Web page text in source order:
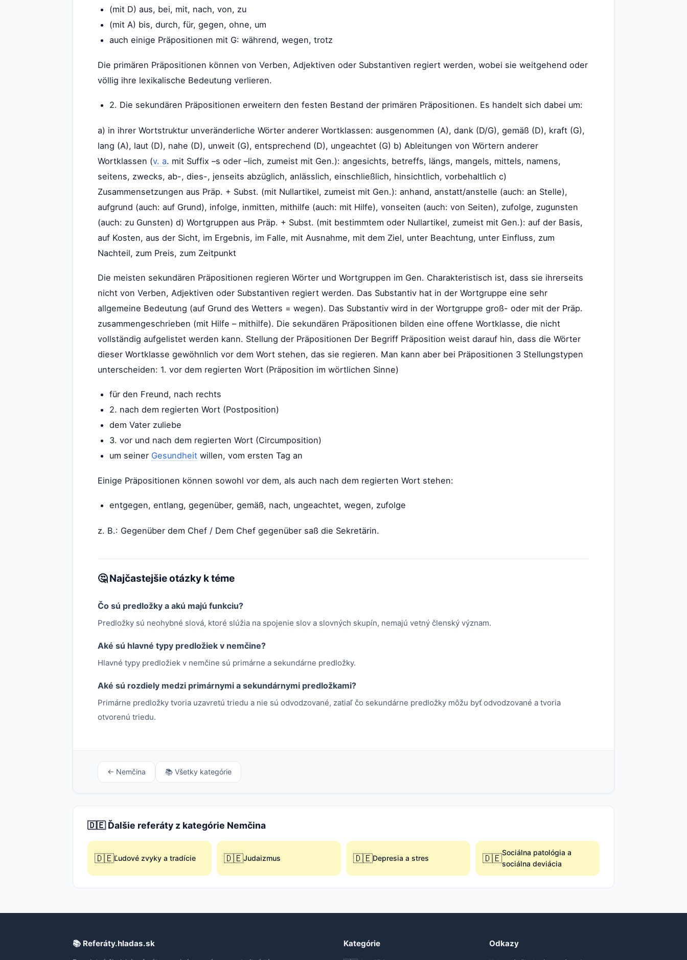
(mit D) aus, bei, mit, nach, von, zu
(mit A) bis, durch, für, gegen, ohne, um
auch einige Präpositionen mit G: während, wegen, trotz
Die primären Präpositionen können von Verben, Adjektiven oder Substantiven regiert werden, wobei sie weitgehend oder
völlig ihre lexikalische Bedeutung verlieren.
2. Die sekundären Präpositionen erweitern den festen Bestand der primären Präpositionen. Es handelt sich dabei um:
a) in ihrer Wortstruktur unveränderliche Wörter anderer Wortklassen: ausgenommen (A), dank (D/G), gemäß (D), kraft (G),
lang (A), laut (D), nahe (D), unweit (G), entsprechend (D), ungeachtet (G) b) Ableitungen von Wörtern anderer
Wortklassen (v. a. mit Suffix –s oder –lich, zumeist mit Gen.): angesichts, betreffs, längs, mangels, mittels, namens,
seitens, zwecks, ab-, dies-, jenseits abzüglich, anlässlich, einschließlich, hinsichtlich, vorbehaltlich c)
Zusammensetzungen aus Präp. + Subst. (mit Nullartikel, zumeist mit Gen.): anhand, anstatt/anstelle (auch: an Stelle),
aufgrund (auch: auf Grund), infolge, inmitten, mithilfe (auch: mit Hilfe), vonseiten (auch: von Seiten), zufolge, zugunsten
(auch: zu Gunsten) d) Wortgruppen aus Präp. + Subst. (mit bestimmtem oder Nullartikel, zumeist mit Gen.): auf der Basis,
auf Kosten, aus der Sicht, im Ergebnis, im Falle, mit Ausnahme, mit dem Ziel, unter Beachtung, unter Einfluss, zum
Nachteil, zum Preis, zum Zeitpunkt
Die meisten sekundären Präpositionen regieren Wörter und Wortgruppen im Gen. Charakteristisch ist, dass sie ihrerseits
nicht von Verben, Adjektiven oder Substantiven regiert werden. Das Substantiv hat in der Wortgruppe eine sehr
allgemeine Bedeutung (auf Grund des Wetters = wegen). Das Substantiv wird in der Wortgruppe groß- oder mit der Präp.
zusammengeschrieben (mit Hilfe – mithilfe). Die sekundären Präpositionen bilden eine offene Wortklasse, die nicht
vollständig aufgelistet werden kann. Stellung der Präpositionen Der Begriff Präposition weist darauf hin, dass die Wörter
dieser Wortklasse gewöhnlich vor dem Wort stehen, das sie regieren. Man kann aber bei Präpositionen 3 Stellungstypen
unterscheiden: 1. vor dem regierten Wort (Präposition im wörtlichen Sinne)
für den Freund, nach rechts
2. nach dem regierten Wort (Postposition)
dem Vater zuliebe
3. vor und nach dem regierten Wort (Circumposition)
um seiner Gesundheitwillen, vom ersten Tag an
Einige Präpositionen können sowohl vor dem, als auch nach dem regierten Wort stehen:
entgegen, entlang, gegenüber, gemäß, nach, ungeachtet, wegen, zufolge
z. B.: Gegenüber dem Chef / Dem Chef gegenüber saß die Sekretärin.
🤔 Najčastejšie otázky k téme
Čo sú predložky a akú majú funkciu?
Predložky sú neohybné slová, ktoré slúžia na spojenie slov a slovných skupín, nemajú vetný členský význam.
Aké sú hlavné typy predložiek v nemčine?
Hlavné typy predložiek v nemčine sú primárne a sekundárne predložky.
Aké sú rozdiely medzi primárnymi a sekundárnymi predložkami?
Primárne predložky tvoria uzavretú triedu a nie sú odvodzované, zatiaľ čo sekundárne predložky môžu byť odvodzované a tvoria
otvorenú triedu.
← Nemčina 📚 Všetky kategórie
🇩🇪 Ďalšie referáty z kategórie Nemčina
🇩🇪Ľudové zvyky a tradície 🇩🇪Judaizmus 🇩🇪Depresia a stres 🇩🇪Sociálna patológia a
sociálna deviácia
📚 Referáty.hladas.sk Kategórie Odkazy